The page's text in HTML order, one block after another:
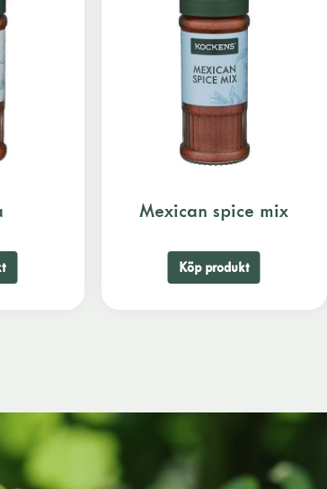
Mexican spice mix
Köp produkt